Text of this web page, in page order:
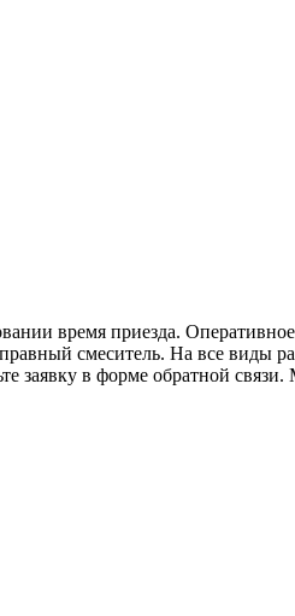
время приезда.
смеситель. На все виды
заявку в форме обратной